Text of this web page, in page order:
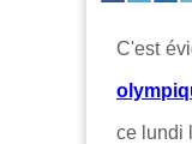
C'est
ce lundi